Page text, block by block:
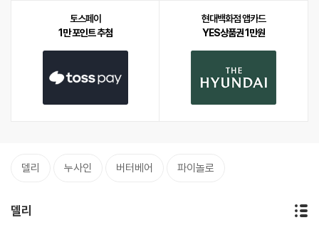
토스페이
1만 포인트 추첨
현대백화점 앱카드
YES상품권 1만원
델리 누사인 버터베어 파이놀로
델리